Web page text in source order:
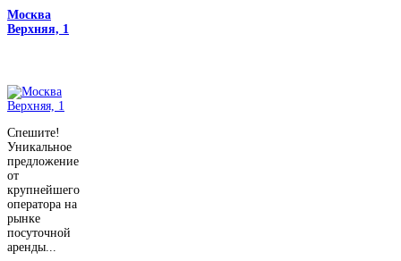
Москва
Верхняя, 1
Спешите!
Уникальное
предложение
от
крупнейшего
оператора на
рынке
посуточной
аренды...